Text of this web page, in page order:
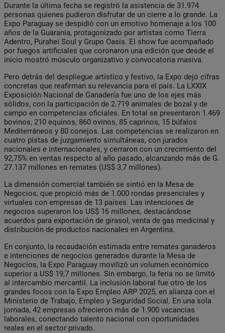
Durante la última fecha se registró la asistencia de 31.974
personas quienes pudieron disfrutar de un cierre a lo grande. La
Expo Paraguay se despidió con un emotivo homenaje a los 100
años de la Guarania, protagonizado por artistas como Tierra
Adentro, Purahei Soul y Grupo Oasis. El show fue acompañado
por fuegos artificiales que coronaron una edición que desde el
inicio mostró músculo organizativo y convocatoria masiva.
Pero detrás del despliegue artístico y festivo, la Expo dejó cifras
concretas que reafirman su relevancia para el país. La LXXIX
Exposición Nacional de Ganadería fue uno de los ejes más
sólidos, con la participación de 2.719 animales de bozal y de
campo en competencias oficiales. En total se presentaron 1.469
bovinos, 210 equinos, 860 ovinos, 85 caprinos, 15 búfalos
Mediterráneos y 80 conejos. Las competencias se realizaron en
cuatro pistas de juzgamiento simultáneas, con jurados
nacionales e internacionales, y cerraron con un crecimiento del
92,75% en ventas respecto al año pasado, alcanzando más de G.
27.137 millones en remates (US$ 3,7 millones).
La dimensión comercial también se sintió en la Mesa de
Negocios, que propició más de 1.000 rondas presenciales y
virtuales con empresas de 13 países. Las intenciones de
negocios superaron los US$ 16 millones, destacándose
acuerdos para exportación de girasol, venta de gas medicinal y
distribución de productos nacionales en Argentina.
En conjunto, la recaudación estimada entre remates ganaderos
e intenciones de negocios generados durante la Mesa de
Negocios, la Expo Paraguay movilizó un volumen económico
superior a US$ 19,7 millones. Sin embargo, la feria no se limitó
al intercambio mercantil. La inclusión laboral fue otro de los
grandes focos con la Expo Empleo ARP 2025, en alianza con el
Ministerio de Trabajo, Empleo y Seguridad Social. En una sola
jornada, 42 empresas ofrecieron más de 1.900 vacancias
laborales, conectando talento nacional con oportunidades
reales en el sector privado.